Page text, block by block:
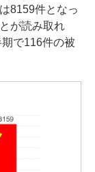
8159件となっ
が読み取れ
で116件の被